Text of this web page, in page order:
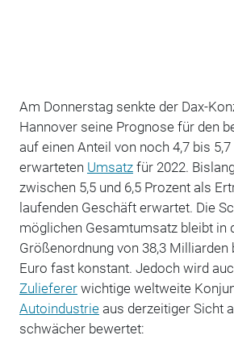
Am Donnerstag senkte der Dax-
Hannover seine Prognose für den
auf einen Anteil von noch 4,7 bis
erwarteten Umsatzfür 2022.
zwischen 5,5 und 6,5 Prozent als
laufenden Geschäft erwartet. Die
möglichen Gesamtumsatz bleibt in
Größenordnung von 38,3 Milliarden
Euro fast konstant. Jedoch wird
Zuliefererwichtige weltweite
Autoindustrieaus derzeitiger Sicht
schwächer bewertet: